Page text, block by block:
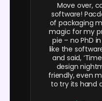
Move over,
software!
of packaging
magic for my
pie – no PhD
like the
and said,
design
friendly, even
to try its hand